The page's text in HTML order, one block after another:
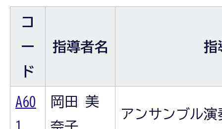
コ
ー
ド
指導者名 指
A60
1
岡田 美
奈子
アンサンブル演